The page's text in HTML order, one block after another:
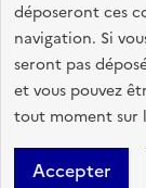
déposeront ces
navigation. Si
seront pas
et vous pouvez
tout moment sur
Accepter
Plan du site
Accessibilité des
Données
Sauf mention